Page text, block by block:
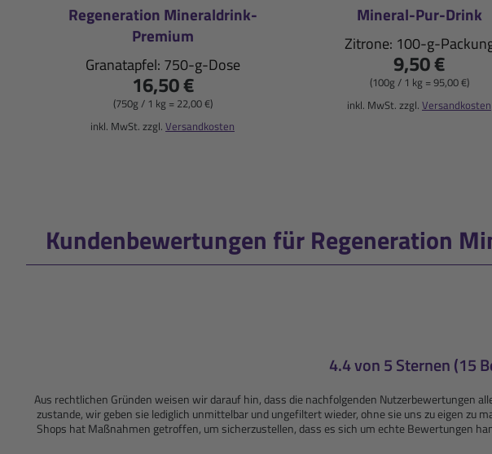
Regeneration Mineraldrink-
Premium
Granatapfel: 750-g-Dose
16,50 €
(750g / 1 kg = 22,00 €)
inkl. MwSt. zzgl. Versandkosten
Mineral-Pur-Drink
Zitrone: 100-g-
9,50 €
(100g / 1 kg = 95,00 €)
inkl. MwSt. zzgl. Versandkosten
Kundenbewertungen für Regeneration
4.4 von 5 Sternen (15
Aus rechtlichen Gründen weisen wir darauf hin, dass die nachfolgenden Nutzerbewertungen
zustande, wir geben sie lediglich unmittelbar und ungefiltert wieder, ohne sie uns zu eigen zu
Shops hat Maßnahmen getroffen, um sicherzustellen, dass es sich um echte Bewertungen